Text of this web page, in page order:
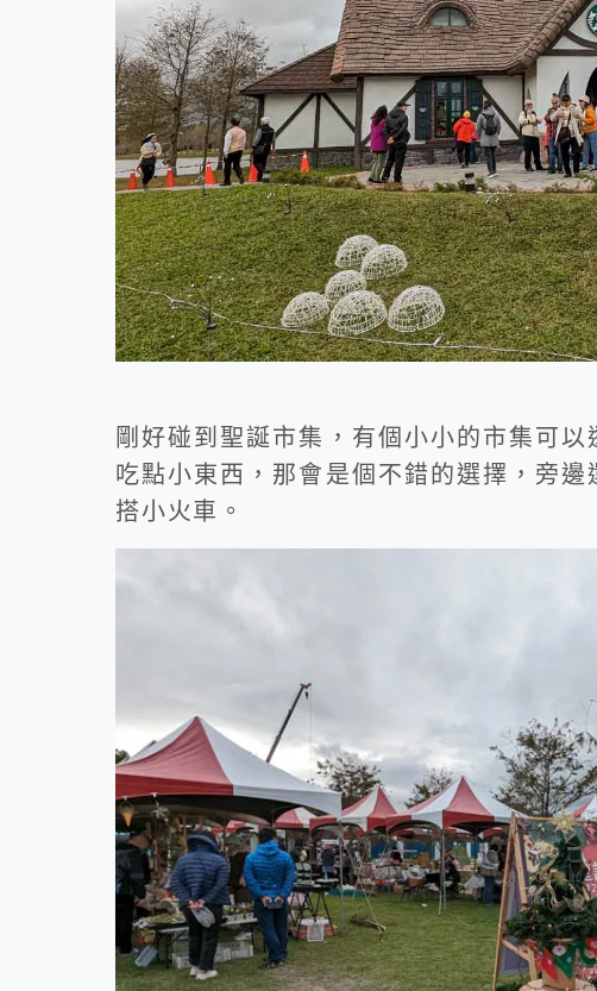
剛好碰到聖誕市集，有個小小的市集可
吃點小東西，那會是個不錯的選擇，旁
搭小火車。